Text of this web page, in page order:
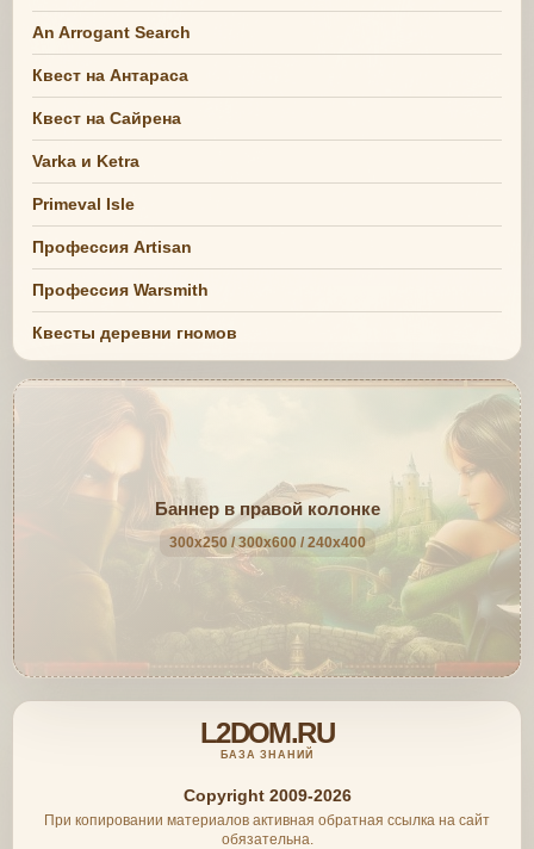
An Arrogant Search
Квест на Антараса
Квест на Сайрена
Varka и Ketra
Primeval Isle
Профессия Artisan
Профессия Warsmith
Квесты деревни гномов
Баннер в правой колонке
300x250 / 300x600 / 240x400
L2DOM.RU
БАЗА ЗНАНИЙ
Copyright 2009-2026
При копировании материалов активная обратная ссылка на сайт
обязательна.